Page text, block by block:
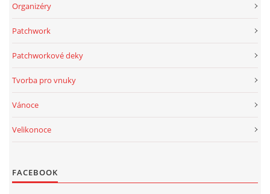
Organizéry
Patchwork
Patchworkové deky
Tvorba pro vnuky
Vánoce
Velikonoce
FACEBOOK